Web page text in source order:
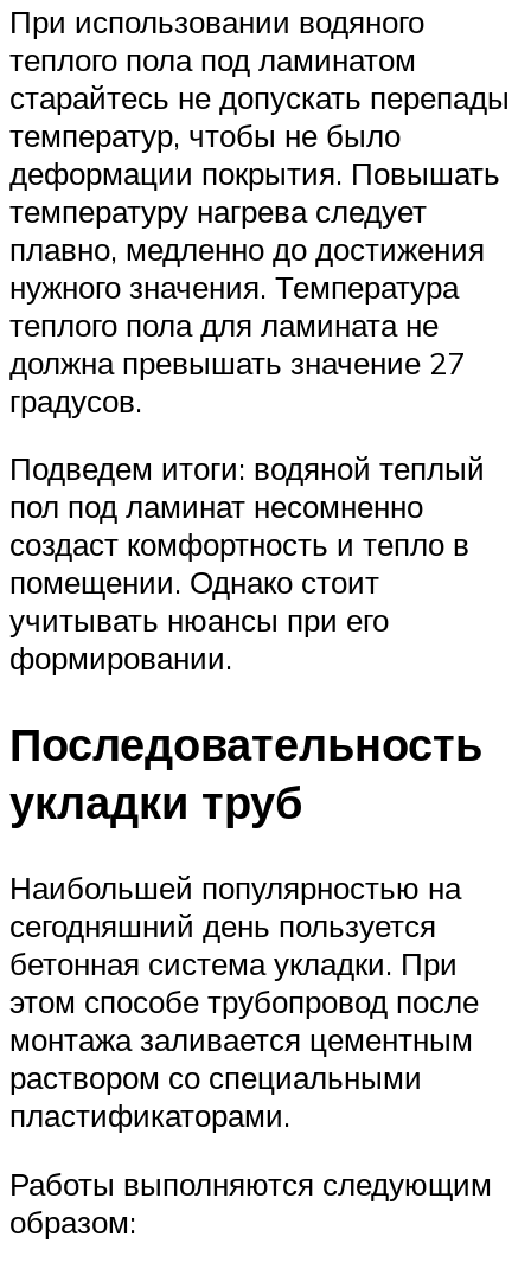
При использовании водяного
теплого пола под ламинатом
старайтесь не допускать перепады
температур, чтобы не было
деформации покрытия. Повышать
температуру нагрева следует
плавно, медленно до достижения
нужного значения. Температура
теплого пола для ламината не
должна превышать значение 27
градусов.
Подведем итоги: водяной теплый
пол под ламинат несомненно
создаст комфортность и тепло в
помещении. Однако стоит
учитывать нюансы при его
формировании.
Последовательность
укладки труб
Наибольшей популярностью на
сегодняшний день пользуется
бетонная система укладки. При
этом способе трубопровод после
монтажа заливается цементным
раствором со специальными
пластификаторами.
Работы выполняются следующим
образом: